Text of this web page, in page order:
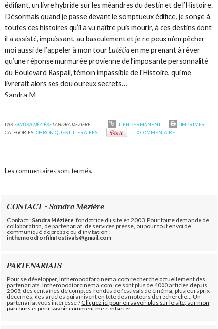
édifiant, un livre hybride sur les méandres du destin et de l’Histoire.
Désormais quand je passe devant le somptueux édifice, je songe à
toutes ces histoires qu’il a vu naître puis mourir, à ces destins dont
il a assisté, impuissant, au basculement et je ne peux m’empêcher
moi aussi de l’appeler à mon tourLutétiaen me prenant à rêver
qu’une réponse murmurée provienne de l’imposante personnalité
du Boulevard Raspail, témoin impassible de l'Histoire, qui me
livrerait alors ses douloureux secrets…
Sandra.M
PARSANDRA MÉZIÈRESANDRA MÉZIÈRE LIEN PERMANENT
IMPRIMER
CATÉGORIES :CHRONIQUES LITTERAIRES 0COMMENTAIRE
Les commentaires sont fermés.
CONTACT - Sandra Mézière
Contact : Sandra Mézière , fondatrice du site en 2003. Pour toute demande de
collaboration, de partenariat, de services presse, ou pour tout envoi de
communiqué de presse ou d'invitation :
inthemoodforfilmfestivals@gmail.com
PARTENARIATS
Pour se développer, Inthemoodforcinema.com recherche actuellement des
partenariats. Inthemoodforcinema.com, ce sont plus de 4000 articles depuis
2003, des centaines de comptes-rendus de festivals de cinéma, plusieurs prix
décernés, des articles qui arrivent en tête des moteurs de recherche... Un
partenariat vous intéresse ?Cliquez ici pour en savoir plus sur le site, sur mon
parcours et pour savoir comment me contacter.